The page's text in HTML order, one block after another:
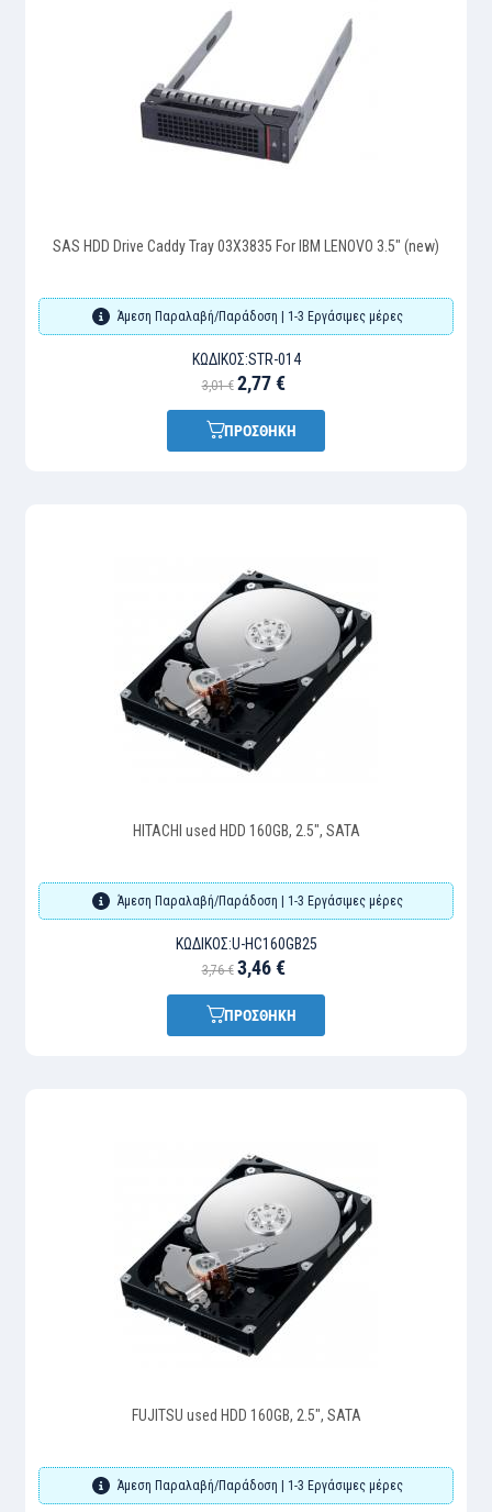
SAS HDD Drive Caddy Tray 03X3835 For IBM LENOVO 3.5" (new)
Άμεση Παραλαβή/Παράδοση | 1-3 Εργάσιμες μέρες
ΚΩΔΙΚΌΣ:STR-014
3,01 € 2,77 €
ΠΡΟΣΘΗΚΗ
HITACHI used HDD 160GB, 2.5", SATA
Άμεση Παραλαβή/Παράδοση | 1-3 Εργάσιμες μέρες
ΚΩΔΙΚΌΣ:U-HC160GB25
3,76 € 3,46 €
ΠΡΟΣΘΗΚΗ
FUJITSU used HDD 160GB, 2.5", SATA
Άμεση Παραλαβή/Παράδοση | 1-3 Εργάσιμες μέρες